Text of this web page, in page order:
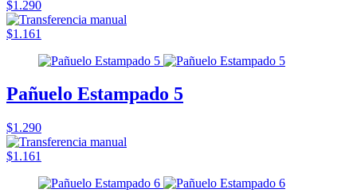
$1.290
$1.161
Pañuelo Estampado 5
$1.290
$1.161